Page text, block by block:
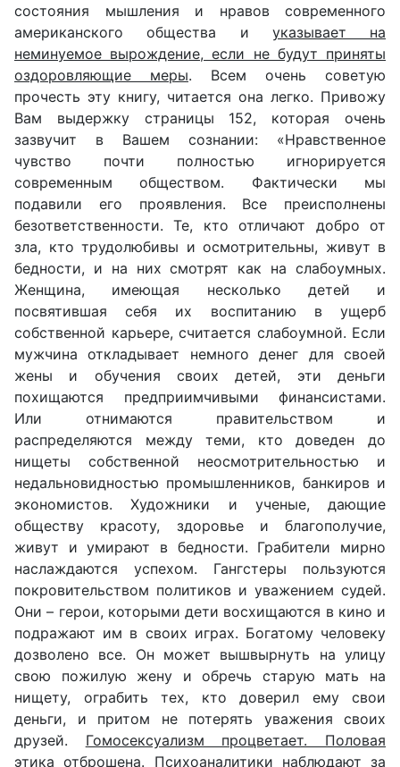
состояния мышления и нравов современного
американского общества и указывает на
неминуемое вырождение, если не будут приняты
оздоровляющие меры. Всем очень советую
прочесть эту книгу, читается она легко. Привожу
Вам выдержку страницы 152, которая очень
зазвучит в Вашем сознании: «Нравственное
чувство почти полностью игнорируется
современным обществом. Фактически мы
подавили его проявления. Все преисполнены
безответственности. Те, кто отличают добро от
зла, кто трудолюбивы и осмотрительны, живут в
бедности, и на них смотрят как на слабоумных.
Женщина, имеющая несколько детей и
посвятившая себя их воспитанию в ущерб
собственной карьере, считается слабоумной. Если
мужчина откладывает немного денег для своей
жены и обучения своих детей, эти деньги
похищаются предприимчивыми финансистами.
Или отнимаются правительством и
распределяются между теми, кто доведен до
нищеты собственной неосмотрительностью и
недальновидностью промышленников, банкиров и
экономистов. Художники и ученые, дающие
обществу красоту, здоровье и благополучие,
живут и умирают в бедности. Грабители мирно
наслаждаются успехом. Гангстеры пользуются
покровительством политиков и уважением судей.
Они – герои, которыми дети восхищаются в кино и
подражают им в своих играх. Богатому человеку
дозволено все. Он может вышвырнуть на улицу
свою пожилую жену и обречь старую мать на
нищету, ограбить тех, кто доверил ему свои
деньги, и притом не потерять уважения своих
друзей. Гомосексуализм процветает. Половая
этика отброшена. Психоаналитики наблюдают за